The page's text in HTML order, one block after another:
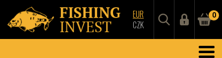
EUR
CZK
0